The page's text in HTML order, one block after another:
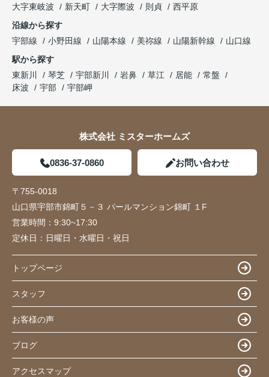
大字東岐波
新天町 大字際波 則貞
西平原
沿線から探す
宇部線
小野田線 山陽本線 美祢線 山陽新幹線
山口線
駅から探す
東新川
琴芝 宇部新川 岩鼻 草江 居能
常盤
床波
宇部 宇部岬
株式会社 ミスターホームズ
0836-37-0860 お問い合わせ
〒755-0018
山口県宇部市錦町５－３ パールマンション錦町 １F
営業時間： 9:30~17:30
定休日： 日曜日・水曜日・祝日
トップページ
スタッフ
お客様の声
ブログ
アクセスマップ